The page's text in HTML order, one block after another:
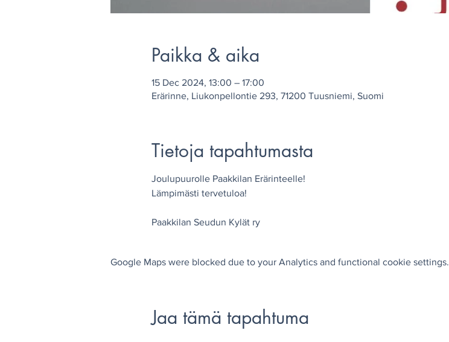
Paikka & aika
15 Dec 2024, 13:00 – 17:00
Erärinne, Liukonpellontie 293, 71200 Tuusniemi, Suomi
Tietoja tapahtumasta
Joulupuurolle Paakkilan Erärinteelle!
Lämpimästi tervetuloa!
Paakkilan Seudun Kylät ry
Google Maps were blocked due to your Analytics and functional cookie settings.
Jaa tämä tapahtuma